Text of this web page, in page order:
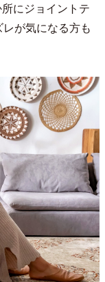
にジョイントテ
が気になる方も